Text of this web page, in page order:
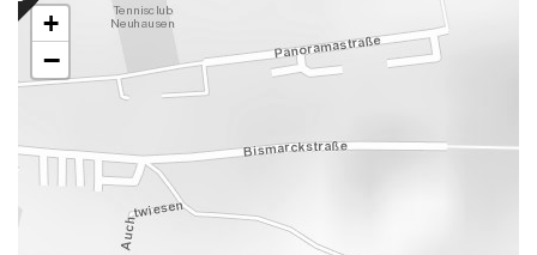
+
−